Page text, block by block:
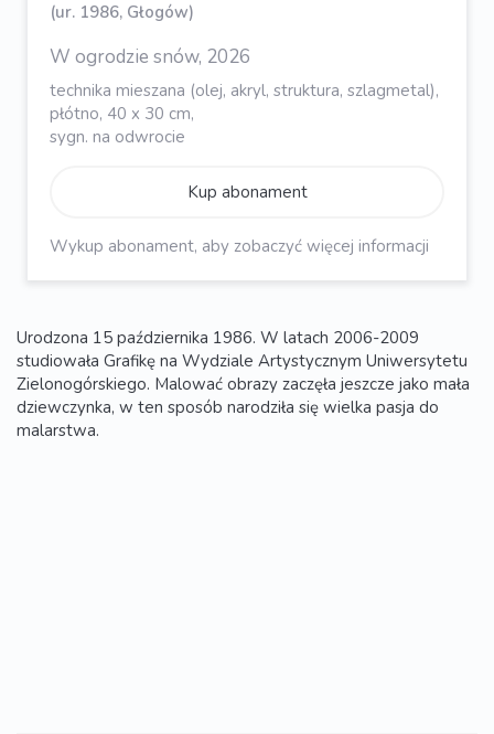
(ur. 1986, Głogów)
W ogrodzie snów, 2026
technika mieszana (olej, akryl, struktura, szlagmetal),
płótno, 40 x 30 cm,
sygn. na odwrocie
Kup abonament
Wykup abonament, aby zobaczyć więcej informacji
Urodzona 15 października 1986. W latach 2006-2009
studiowała Grafikę na Wydziale Artystycznym Uniwersytetu
Zielonogórskiego. Malować obrazy zaczęła jeszcze jako mała
dziewczynka, w ten sposób narodziła się wielka pasja do
malarstwa.